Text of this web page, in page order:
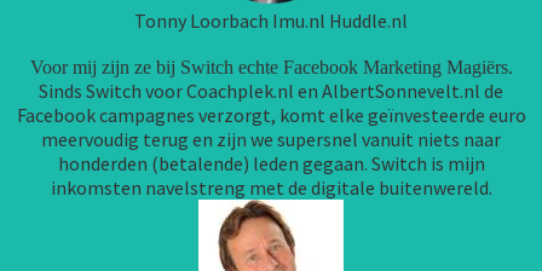
Tonny Loorbach Imu.nl Huddle.nl
Voor mij zijn ze bij Switch echte Facebook Marketing Magiërs.
Sinds Switch voor Coachplek.nl en AlbertSonnevelt.nl de
Facebook campagnes verzorgt, komt elke geïnvesteerde euro
meervoudig terug en zijn we supersnel vanuit niets naar
honderden (betalende) leden gegaan. Switch is mijn
inkomsten navelstreng met de digitale buitenwereld.